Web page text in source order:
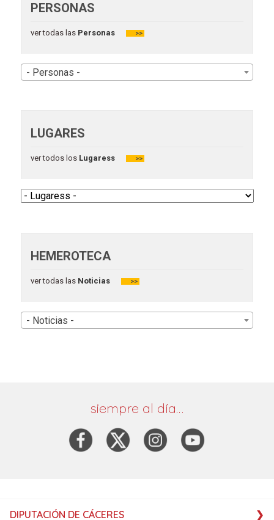
PERSONAS
ver todas lasPersonas >>
- Personas -
LUGARES
ver todos losLugaress >>
HEMEROTECA
ver todas lasNoticias >>
- Noticias -
siempre al día…
DIPUTACIÓN DE CÁCERES